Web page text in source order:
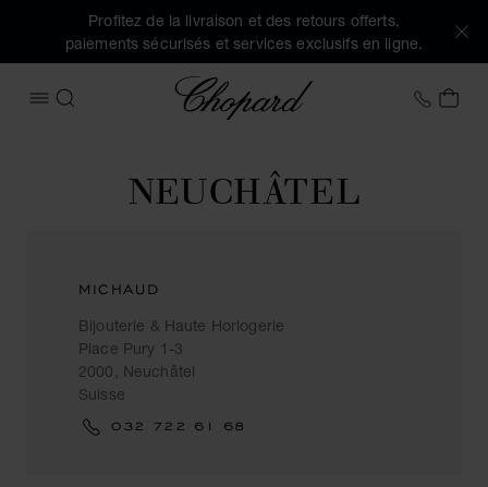
Profitez de la livraison et des retours offerts,
paiements sécurisés et services exclusifs en ligne.
OUVRIR LE MENU
RECHERCHER
Chopard +32
NEUCHÂTEL
MICHAUD
Bijouterie & Haute Horlogerie
Place Pury 1-3
2000, Neuchâtel
Suisse
032 722 61 68